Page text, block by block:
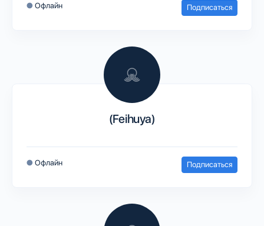
● Офлайн Подписаться
(Feihuya)
● Офлайн Подписаться